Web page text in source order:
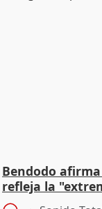
Bendodo
refleja la